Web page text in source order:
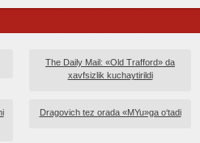
The Daily Mail: «Old Trafford» da
xavfsizlik kuchaytirildi
Dragovich tez orada «MYu»ga o‘tadi